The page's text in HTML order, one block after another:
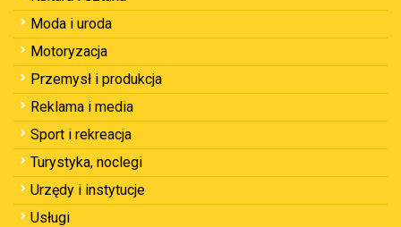
Moda i uroda
Motoryzacja
Przemysł i produkcja
Reklama i media
Sport i rekreacja
Turystyka, noclegi
Urzędy i instytucje
Usługi